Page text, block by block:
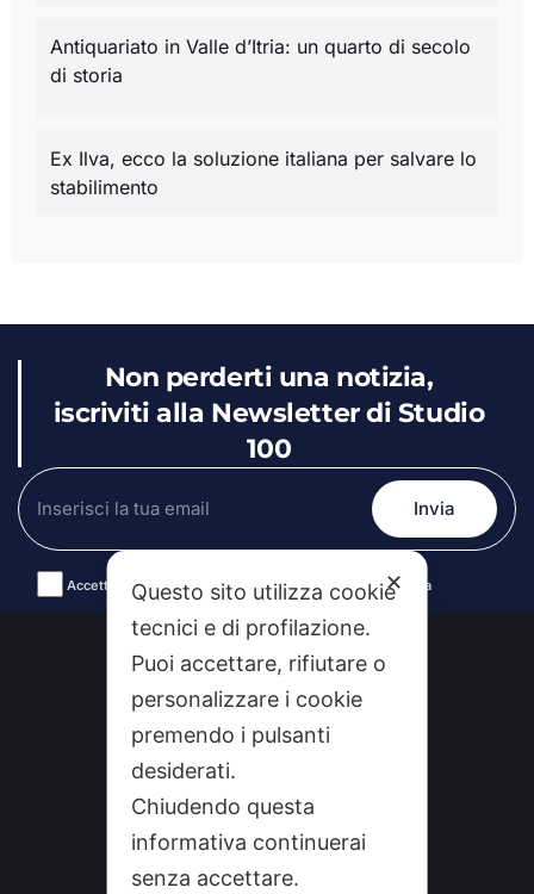
Antiquariato in Valle d’Itria: un quarto di secolo
di storia
Ex Ilva, ecco la soluzione italiana per salvare lo
stabilimento
Non perderti una notizia,
iscriviti alla Newsletter di Studio
100
Accetto le condizioni generali e la politica di riservatezza
CHI SIAMO
✕
Questo sito utilizza cookie
tecnici e di profilazione.
Puoi accettare, rifiutare o
personalizzare i cookie
premendo i pulsanti
desiderati.
Chiudendo questa
informativa continuerai
senza accettare.